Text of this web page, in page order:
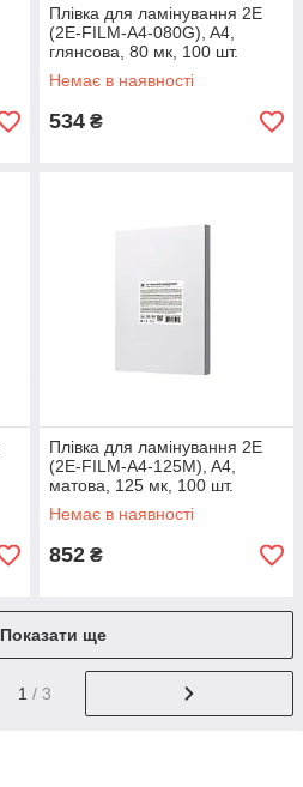
Плівка для ламінування 2E
(2E-FILM-A4-080G), A4,
глянсова, 80 мк, 100 шт.
Немає в наявності
534 ₴
Плівка для ламінування 2E
(2E-FILM-A4-125M), A4,
матова, 125 мк, 100 шт.
Немає в наявності
852 ₴
Показати ще
1 / 3